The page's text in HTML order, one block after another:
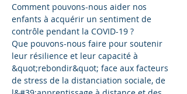
Comment pouvons-nous aider nos
enfants à acquérir un sentiment de
contrôle pendant la COVID-19 ?
Que pouvons-nous faire pour soutenir
leur résilience et leur capacité à
&quot;rebondir&quot; face aux facteurs
de stress de la distanciation sociale, de